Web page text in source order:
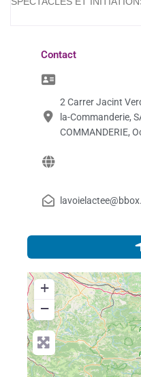
Contact
2 Carrer Jacint
la-Commanderie,
COMMANDERIE,
+
−